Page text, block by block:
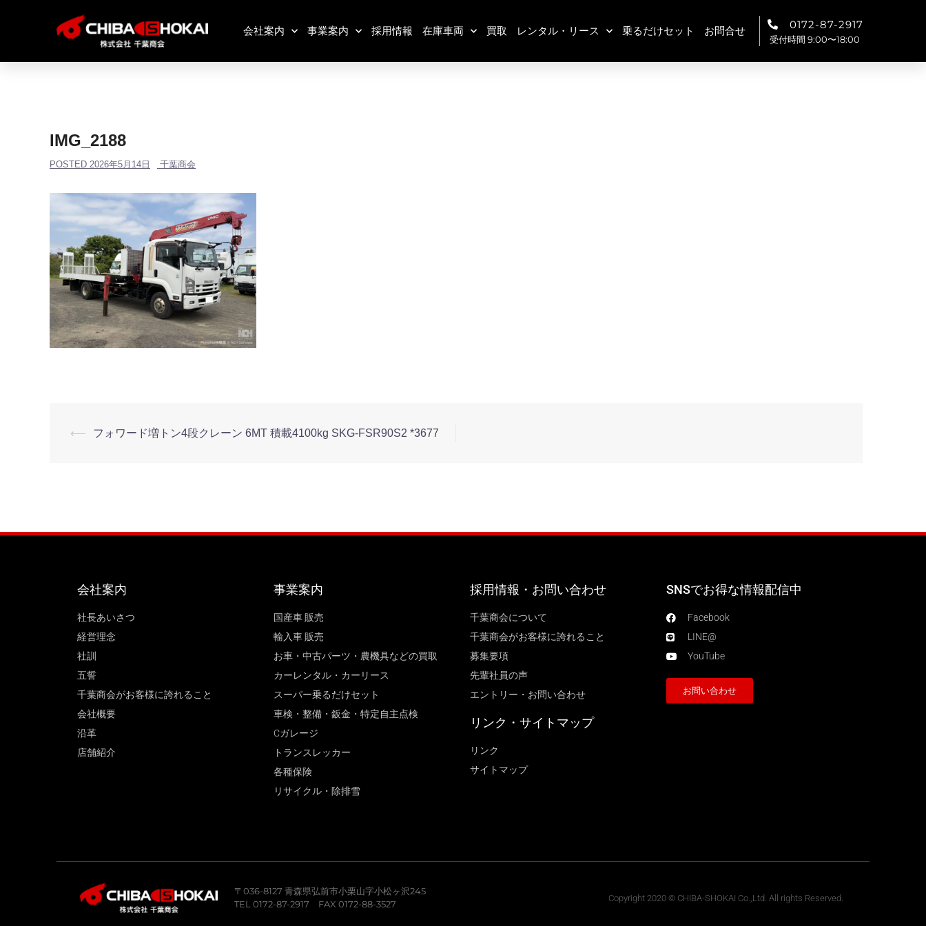
会社案内 事業案内 採用情報 在庫車両 買取 レンタル・リース 乗るだけセット お問合せ 0172-87-2917
受付時間 9:00〜18:00
IMG_2188
POSTED 2026年5月14日 千葉商会
⟵ フォワード増トン4段クレーン 6MT 積載4100kg SKG-FSR90S2 *3677
会社案内
社長あいさつ
経営理念
社訓
五誓
千葉商会がお客様に誇れること
会社概要
沿革
店舗紹介
事業案内
国産車 販売
輸入車 販売
お車・中古パーツ・農機具などの買取
カーレンタル・カーリース
スーパー乗るだけセット
車検・整備・鈑金・特定自主点検
Cガレージ
トランスレッカー
各種保険
リサイクル・除排雪
採用情報・お問い合わせ
千葉商会について
千葉商会がお客様に誇れること​
募集要項
先輩社員の声
エントリー・お問い合わせ
リンク・サイトマップ
リンク
サイトマップ
SNSでお得な情報配信中
Facebook
LINE@
YouTube
お問い合わせ
〒036-8127 青森県弘前市小栗山字小松ヶ沢245
TEL 0172-87-2917 FAX 0172-88-3527
Copyright 2020 © CHIBA-SHOKAI Co.,Ltd. All rights Reserved.